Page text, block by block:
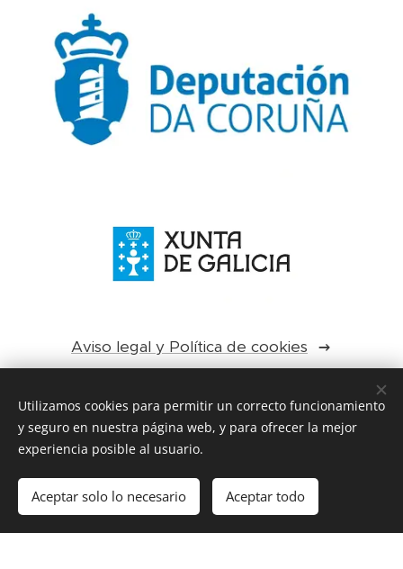
Aviso legal y Política de cookies
EEPPGG, Calle de Herrerías, 17, 15001 A Coruña
Creado conWebnode Cookies
Utilizamos cookies para permitir un correcto funcionamiento
y seguro en nuestra página web, y para ofrecer la mejor
experiencia posible al usuario.
Aceptar solo lo necesario Aceptar todo